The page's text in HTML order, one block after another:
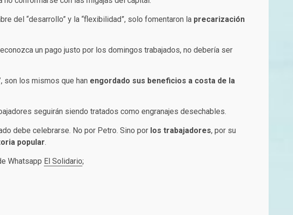
del “desarrollo” y la “flexibilidad”, solo fomentaron la precarización
un pago justo por los domingos trabajados, no debería ser
son los mismos que han engordado sus beneficios a costa de la
seguirán siendo tratados como engranajes desechables.
debe celebrarse. No por Petro. Sino por los trabajadores, por su
popular.
Whatsapp El Solidario;